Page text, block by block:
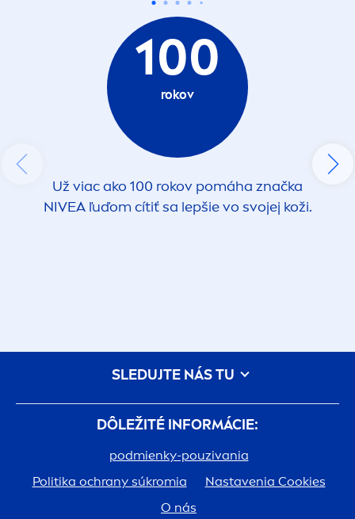
100
rokov
Už viac ako 100 rokov pomáha značka
NIVEAľuďom cítiť sa lepšie vo svojej koži.
DÔLEŽITÉ INFORMÁCIE:
podmienky-pouzivania
Politika ochrany súkromia
Nastavenia Cookies
O nás
SLEDUJTE NÁS TU